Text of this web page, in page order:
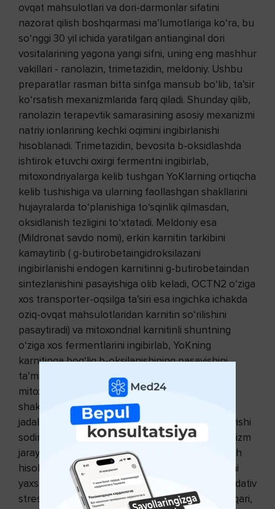
ovqat mahsulotlari va dori-darmonlar sifatini
nazorat qilish boshqarmasi ma’lumotlariga ko‘ra, bu
so‘nggi 30 yil ichida yaratilgan antianginal dori
vositalarining yagona yangi sifni, uning eng mashhur
vakillari - ranolazin, trimetazidin, meldoniy. Ushbu
preparatlar rasman bitta sinfga mansub bo‘lib, ta’sir
ko‘rsatish mexanizmlarida farq qiladi. Shunday qilib,
ranolazin terapevtik samarasining asosiy mexanizmi
natriy ionlarining kechki oqimini ingibirlanishi
hisoblanadi. Trimetazidin, bevosita b-oksidlashda
ishtirok etuvchi oxirgi fermentni ingibirlab,
mitoxondriyalarga kelib tushgan YoKlarning ortiqcha
kelib tushishiga va ularning faollashgan shakllarini
hujayralarda to‘planishiga to‘sqinlik qilmasdan,
oksidlanish tezligini to‘xtatadi. Meldoniy esa
(Mildronat savdo nomi), erkin karnitin tarkibini
kamaytirib ( g-butirobetaingidroksilazani
ingibirlanishi endogen karnitinni g-butirobetaindan
sintezlanishini pasayishiga olib keladi, OCTN2 o‘ziga
xos transporter-oqsilga ta’siri esa ingichka ichakda
oziq-ovqat mahsulotlaridan karnitin so‘rilishini
pasaytiradi) va mitoxondrial karnitinli shuntning
o‘ziga xos fermentlarini ingibirlab, YoKning
karnitinga bog‘liq b-oksilanishining pasayishini
ta’minlaydi. Shunday qilib, meldoniy ta’sirida
mitoxondriyalar membranalari orqali YoK faol
shakllari tashilishining va ularning b-oksidlanish
jadalligini pasayishi fonida to‘planishining kamayishi
sodir bo‘ladi. Ushbu mexanizmlar birligi metabolizm
jarayonlarini yanada tejamliroq yo‘llarga o‘tkazish
hisobiga kisloroddan foydalanish samaradorligini
yaxshilashni ta’minlaydi hamda to‘qimalarni oksidativ
stress asoratlaridan himoya qiladi. Bundan tashqari,